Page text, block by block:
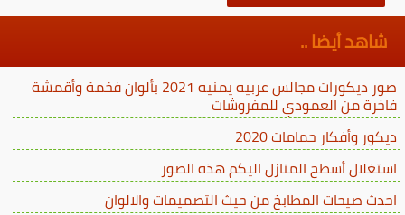
شاهد أيضا ..
صور ديكورات مجالس عربيه يمنيه 2021 بألوان فخمة وأقمشة
فاخرة من العمودي للمفروشات
ديكور وأفكار حمامات 2020
استغلال أسطح المنازل اليكم هذه الصور
احدث صيحات المطابخ من حيث التصميمات والالوان